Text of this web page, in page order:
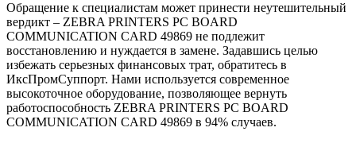
Обращение к специалистам может принести неутешительный
вердикт – ZEBRA PRINTERS PC BOARD
COMMUNICATION CARD 49869 не подлежит
восстановлению и нуждается в замене. Задавшись целью
избежать серьезных финансовых трат, обратитесь в
ИксПромСуппорт. Нами используется современное
высокоточное оборудование, позволяющее вернуть
работоспособность ZEBRA PRINTERS PC BOARD
COMMUNICATION CARD 49869 в 94% случаев.